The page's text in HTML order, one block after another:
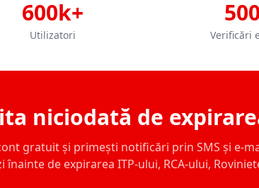
600k+
Utilizatori Verificări
niciodată de
gratuit și primești notificări prin SMS și e-
înainte de expirarea ITP-ului, RCA-ului,